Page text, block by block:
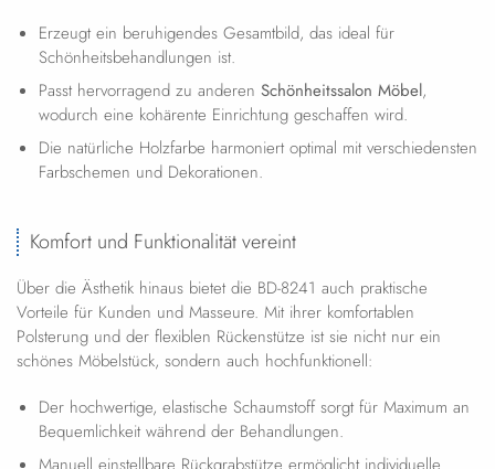
Erzeugt ein beruhigendes Gesamtbild, das ideal für
Schönheitsbehandlungen ist.
Passt hervorragend zu anderen Schönheitssalon Möbel,
wodurch eine kohärente Einrichtung geschaffen wird.
Die natürliche Holzfarbe harmoniert optimal mit verschiedensten
Farbschemen und Dekorationen.
Komfort und Funktionalität vereint
Über die Ästhetik hinaus bietet die BD-8241 auch praktische
Vorteile für Kunden und Masseure. Mit ihrer komfortablen
Polsterung und der flexiblen Rückenstütze ist sie nicht nur ein
schönes Möbelstück, sondern auch hochfunktionell:
Der hochwertige, elastische Schaumstoff sorgt für Maximum an
Bequemlichkeit während der Behandlungen.